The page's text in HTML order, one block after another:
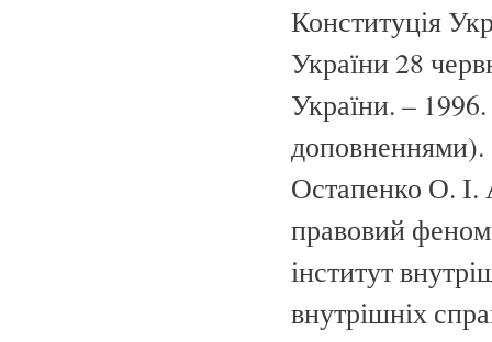
Конституція
України 28
України. –
доповненнями).
Остапенко О. І.
правовий
інститут
внутрішніх